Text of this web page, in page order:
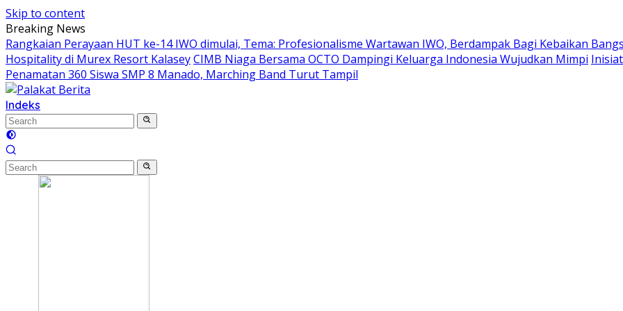
Skip to content
Breaking News
Rangkaian Perayaan HUT ke-14 IWO dimulai, Tema: Profesionalisme Wartawan IWO, Berdampak Bagi Kebaikan
Hospitality di Murex Resort KalaseyCIMB Niaga Bersama OCTO Dampingi Keluarga Indonesia Wujudkan Mimpi
Penamatan 360 Siswa SMP 8 Manado, Marching Band Turut Tampil
Indeks